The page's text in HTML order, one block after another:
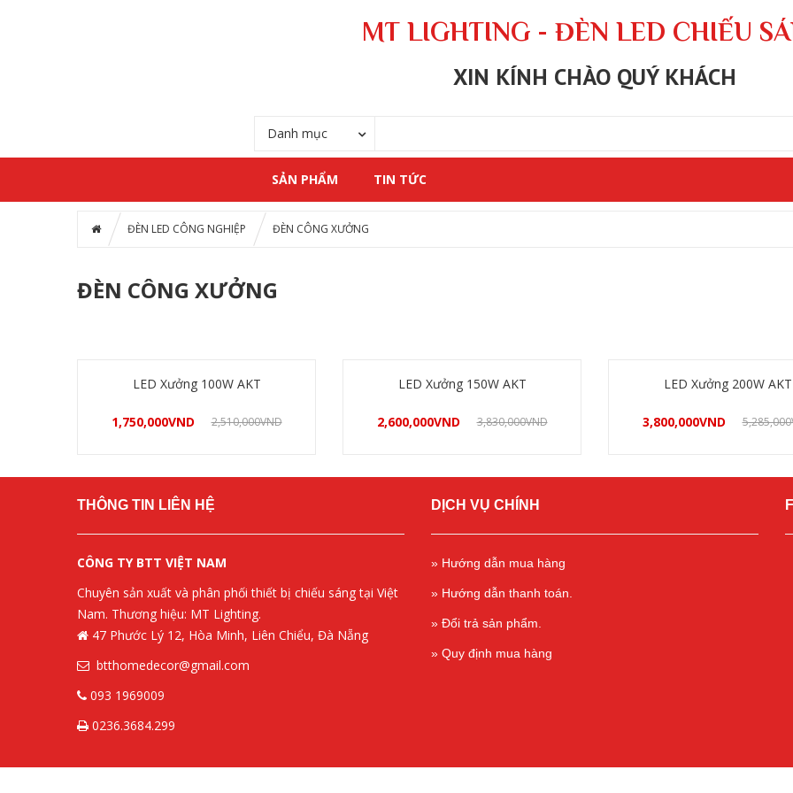
MT LIGHTING - ĐÈN LED CHIẾU
XIN KÍNH CHÀO QUÝ KHÁCH
Danh mục
SẢN PHẨM TIN TỨC
ĐÈN LED CÔNG NGHIỆP ĐÈN CÔNG XƯỞNG
ĐÈN CÔNG XƯỞNG
LED Xưởng 100W AKT
1,750,000VND 2,510,000VND
LED Xưởng 150W AKT
2,600,000VND 3,830,000VND
LED Xưởng 200W AKT
3,800,000VND 5,285,000
THÔNG TIN LIÊN HỆ
CÔNG TY BTT VIỆT NAM
Chuyên sản xuất và phân phối thiết bị chiếu sáng tại Việt
Nam. Thương hiệu: MT Lighting.
47 Phước Lý 12, Hòa Minh, Liên Chiểu, Đà Nẵng
btthomedecor@gmail.com
093 1969009
0236.3684.299
DỊCH VỤ CHÍNH
» Hướng dẫn mua hàng
» Hướng dẫn thanh toán.
» Đổi trả sản phẩm.
» Quy định mua hàng